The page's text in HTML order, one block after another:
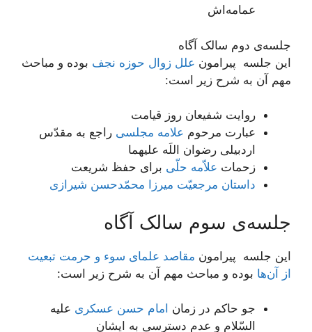
عمامه‌اش
جلسه‌ی دوم سالک آگاه
این جلسه پیرامون علل زوال حوزه نجف بوده و مباحث
مهم آن به شرح زیر است:
روایت شفیعان روز قیامت
عبارت مرحوم علامه مجلسی راجع به مقدّس
اردبیلی رضوان اللَه علیهما
زحمات علاّمه حلّی برای حفظ شریعت
داستان مرجعیّت میرزا محمّدحسن شیرازی
جلسه‌ی سوم سالک آگاه
این جلسه پیرامون مقاصد علمای سوء و حرمت تبعیت
از آن‌ها بوده و مباحث مهم آن به شرح زیر است:
جو حاکم در زمان امام حسن عسکری علیه
السّلام و عدم دسترسی به ایشان